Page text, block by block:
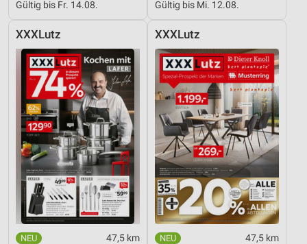
Gültig bis Fr. 14.08. Gültig bis Mi. 12.08.
XXXLutz
47,5 km
XXXLutz
47,5 km